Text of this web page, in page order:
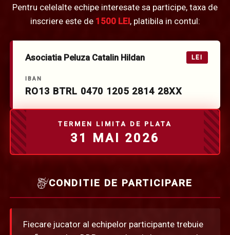
Pentru celelalte echipe interesate sa participe, taxa de
inscriere este de 1500 LEI, platibila in contul:
Asociatia Peluza Catalin Hildan LEI
IBAN
RO13 BTRL 0470 1205 2814 28XX
TERMEN LIMITA DE PLATA
31 MAI 2026
CONDITIE DE PARTICIPARE
Fiecare jucator al echipelor participante trebuie